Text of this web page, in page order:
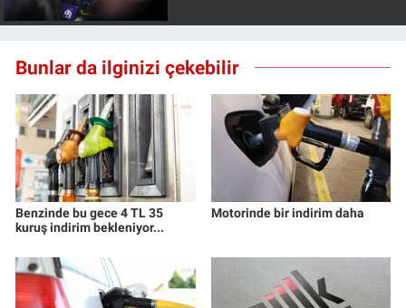
Bunlar da ilginizi çekebilir
Benzinde bu gece 4 TL 35
kuruş indirim bekleniyor...
Motorinde bir indirim daha